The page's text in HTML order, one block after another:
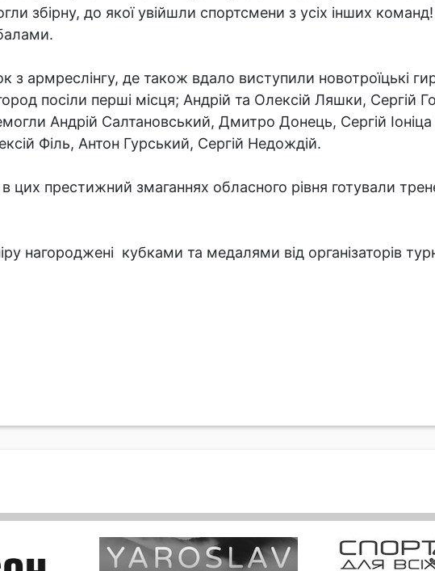
збірну, до якої увійшли спортсмени з усіх інших
з армреслінгу, де також вдало виступили новотроїцькі
посіли перші місця; Андрій та Олексій Ляшки, Сергій
Андрій Салтановський, Дмитро Донець, Сергій
Філь, Антон Гурський, Сергій Недождій.
цих престижний змаганнях обласного рівня готували
нагороджені кубками та медалями від організаторів